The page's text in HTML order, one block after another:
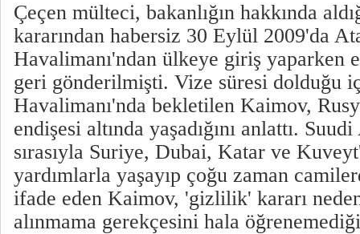
Çeçen mülteci, bakanlığın hakkında
kararından habersiz 30 Eylül 2009'da
Havalimanı'ndan ülkeye giriş yaparken
geri gönderilmişti. Vize süresi dolduğu
Havalimanı'nda bekletilen Kaimov,
endişesi altında yaşadığını anlattı.
sırasıyla Suriye, Dubai, Katar ve
yardımlarla yaşayıp çoğu zaman
ifade eden Kaimov, 'gizlilik' kararı
alınmama gerekçesini hala